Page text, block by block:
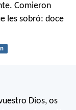
Comieron
les sobró: doce
Dios, os